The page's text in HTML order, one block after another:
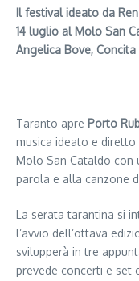
Il festival ideato da
14 luglio al Molo San
Angelica Bove,
Taranto apre Porto
musica ideato e diretto
Molo San Cataldo con
parola e alla canzone
La serata tarantina si
l’avvio dell’ottava
svilupperà in tre
prevede concerti e set